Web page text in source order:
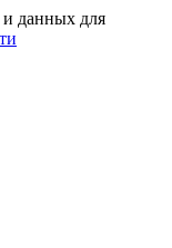
и данных для